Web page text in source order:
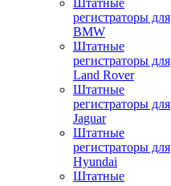
Штатные
регистраторы для
BMW
Штатные
регистраторы для
Land Rover
Штатные
регистраторы для
Jaguar
Штатные
регистраторы для
Hyundai
Штатные